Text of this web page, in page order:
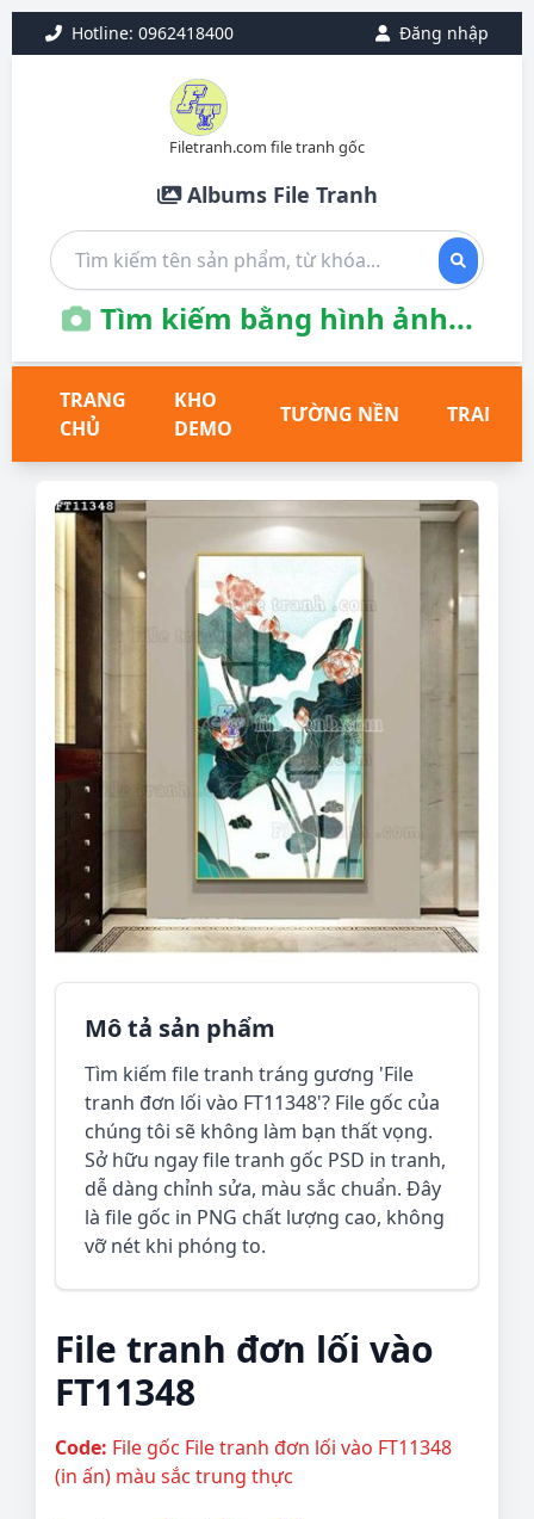
Hotline: 0962418400 Đăng nhập
Filetranh.com file tranh gốc
Albums File Tranh
Tìm kiếm bằng hình ảnh...
TRANG
CHỦ
KHO
DEMO
TƯỜNG NỀN TRANH
Mô tả sản phẩm
Tìm kiếm file tranh tráng gương 'File
tranh đơn lối vào FT11348'? File gốc của
chúng tôi sẽ không làm bạn thất vọng.
Sở hữu ngay file tranh gốc PSD in tranh,
dễ dàng chỉnh sửa, màu sắc chuẩn. Đây
là file gốc in PNG chất lượng cao, không
vỡ nét khi phóng to.
File tranh đơn lối vào
FT11348
Code: File gốc File tranh đơn lối vào FT11348
(in ấn) màu sắc trung thực